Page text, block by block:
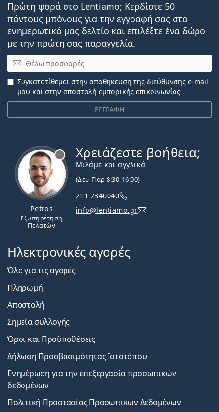
Πρώτη φορά στο Lentiamo; Κερδίστε 50
πόντους μπόνους για την εγγραφή σας στο
ενημερωτικό μας δελτίο και επιλέξτε ένα δώρο
με την πρώτη σας παραγγελία.
Email
ΕΓΓΡΑΦΗ
Συγκατατίθεμαι στην αποθήκευση της διεύθυνσης e-mail
μου και στην αποστολή εμπορικής επικοινωνίας
Petros
Εξυπηρέτηση
Πελατών
Χρειάζεστε βοήθεια;
Μιλάμε και αγγλικά
(Δευ-Παρ 8:30-16:00)
211 2340040
info@lentiamo.gr
Ηλεκτρονικές αγορές
Όλα για τις αγορές
Πληρωμή
Αποστολή
Σημεία συλλογής
Όροι και Προϋποθέσεις
Δήλωση Προσβασιμότητας Ιστοτόπου
Ενημέρωση για την επεξεργασία προσωπικών
δεδομένων
Πολιτική Προστασίας Προσωπικών Δεδομένων